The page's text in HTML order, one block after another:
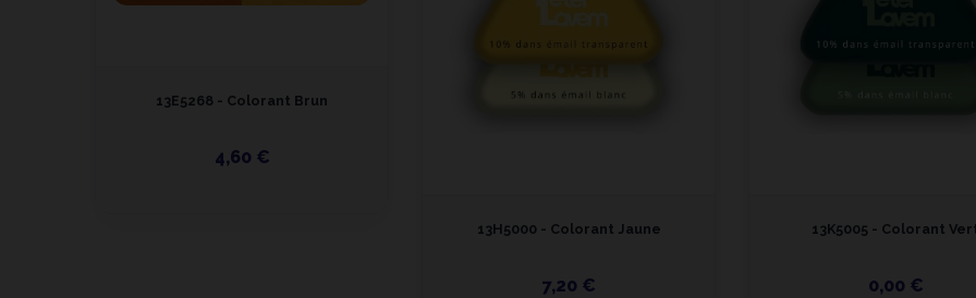
13E5268 - Colorant Brun
4,60 €
13H5000 - Colorant Jaune
7,20 €
13K5005 - Colorant
0,00 €